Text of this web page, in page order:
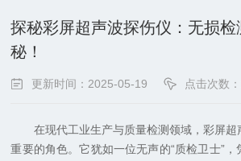
探秘彩屏超声波探伤仪：无损
秘！
更新时间：2025-05-19 点击次数
在现代工业生产与质量检测领域，彩屏超
重要的角色。它犹如一位无声的“质检卫士”